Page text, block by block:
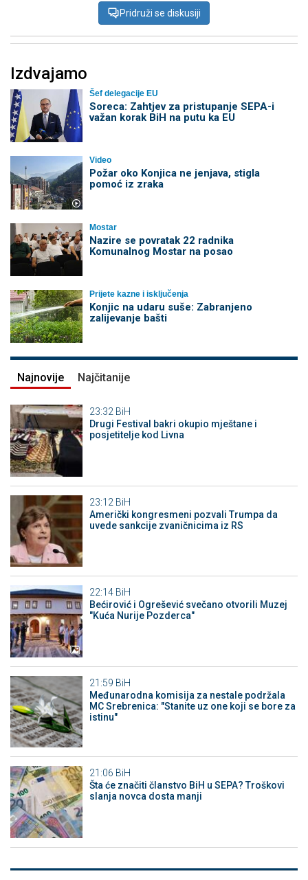
Pridruži se diskusiji
Izdvajamo
Šef delegacije EU
Soreca: Zahtjev za pristupanje SEPA-i
važan korak BiH na putu ka EU
Video
Požar oko Konjica ne jenjava, stigla
pomoć iz zraka
Mostar
Nazire se povratak 22 radnika
Komunalnog Mostar na posao
Prijete kazne i isključenja
Konjic na udaru suše: Zabranjeno
zalijevanje bašti
Najnovije Najčitanije
23:32 BiH
Drugi Festival bakri okupio mještane i
posjetitelje kod Livna
23:12 BiH
Američki kongresmeni pozvali Trumpa da
uvede sankcije zvaničnicima iz RS
22:14 BiH
Bećirović i Ogrešević svečano otvorili Muzej
"Kuća Nurije Pozderca"
21:59 BiH
Međunarodna komisija za nestale podržala
MC Srebrenica: "Stanite uz one koji se bore za
istinu"
21:06 BiH
Šta će značiti članstvo BiH u SEPA? Troškovi
slanja novca dosta manji